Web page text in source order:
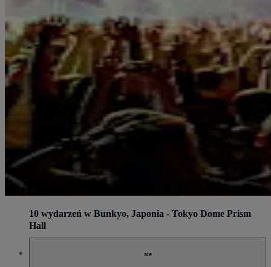
10 wydarzeń w Bunkyo, Japonia - Tokyo Dome Prism
Hall
sie